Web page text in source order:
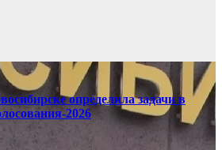
определила задачи в
2026